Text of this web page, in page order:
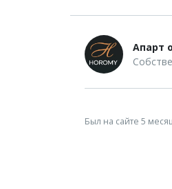
Апарт
Был на сайте 5